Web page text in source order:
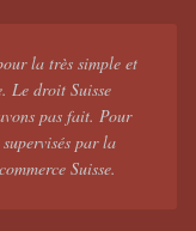
la très simple et
Le droit Suisse
pas fait. Pour
par la
Suisse.